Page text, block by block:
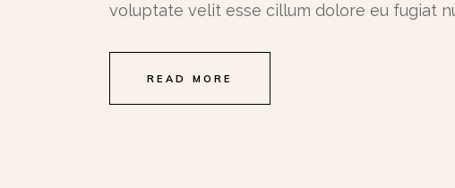
voluptate velit esse cillum dolore eu fugiat
READ MORE